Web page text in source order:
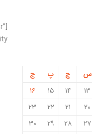
س چ پ
ج
۱۳ ۱۴ ۱۵
۱۶
۲۰ ۲۱ ۲۲
۲۳
۲۷ ۲۸ ۲۹
۳۰